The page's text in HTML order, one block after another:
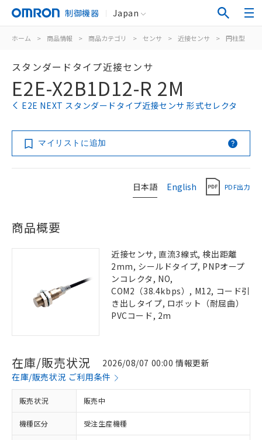
制御機器 Japan
ホーム > 商品情報 > 商品カテゴリ > センサ > 近接センサ > 円柱型
スタンダードタイプ近接センサ
E2E-X2B1D12-R 2M
E2E NEXT スタンダードタイプ近接センサ 形式セレクタ
マイリストに追加
日本語 English PDF出力
商品概要
近接センサ, 直流3線式, 検出距離
2mm, シールドタイプ, PNPオープ
ンコレクタ, NO,
COM2（38.4kbps）, M12, コード引
き出しタイプ, ロボット（耐屈曲）
PVCコード, 2m
在庫/販売状況
2026/08/07 00:00 情報更新
在庫/販売状況 ご利用条件
販売状況 販売中
機種区分 受注生産機種